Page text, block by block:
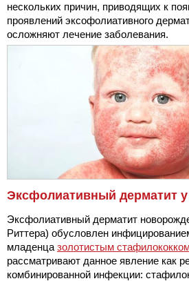
нескольких причин, приводящих к
проявлений эксофолиативного
осложняют лечение заболевания.
Эксфолиативный дерматит у
Эксфолиативный дерматит
Риттера) обусловлен
младенца золотистым
рассматривают данное явление как
комбинированной инфекции: